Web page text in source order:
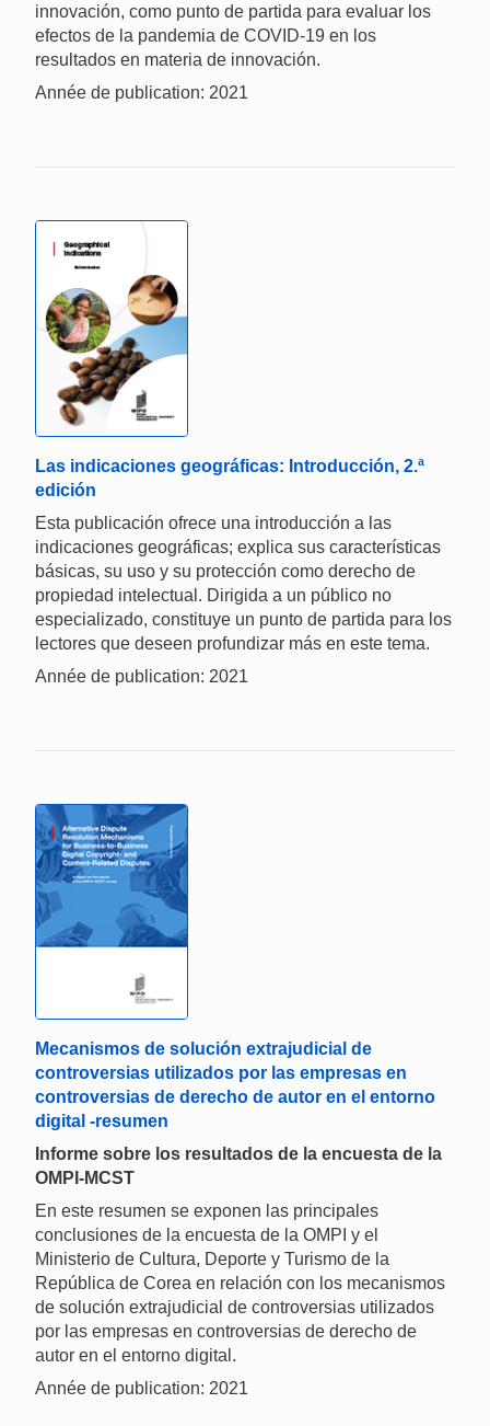
innovación, como punto de partida para evaluar los
efectos de la pandemia de COVID‑19 en los
resultados en materia de innovación.
Année de publication: 2021
Las indicaciones geográficas: Introducción, 2.ª
edición
Esta publicación ofrece una introducción a las
indicaciones geográficas; explica sus características
básicas, su uso y su protección como derecho de
propiedad intelectual. Dirigida a un público no
especializado, constituye un punto de partida para los
lectores que deseen profundizar más en este tema.
Année de publication: 2021
Mecanismos de solución extrajudicial de
controversias utilizados por las empresas en
controversias de derecho de autor en el entorno
digital -resumen
Informe sobre los resultados de la encuesta de la
OMPI-MCST
En este resumen se exponen las principales
conclusiones de la encuesta de la OMPI y el
Ministerio de Cultura, Deporte y Turismo de la
República de Corea en relación con los mecanismos
de solución extrajudicial de controversias utilizados
por las empresas en controversias de derecho de
autor en el entorno digital.
Année de publication: 2021